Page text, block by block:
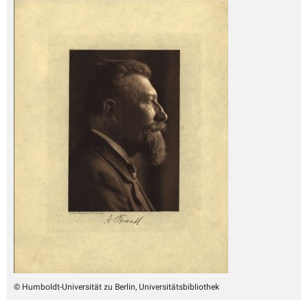
© Humboldt-Universität zu Berlin, Universitätsbibliothek